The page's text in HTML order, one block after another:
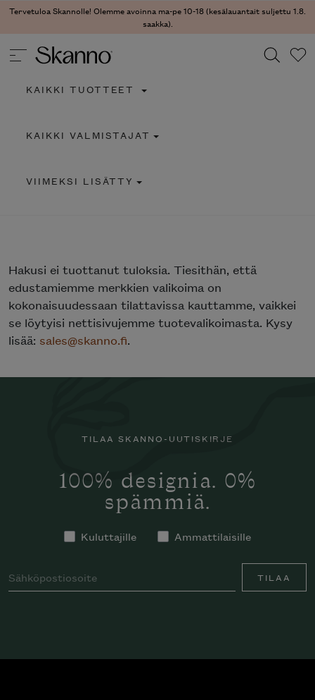
Tervetuloa Skannolle! Olemme avoinna ma-pe 10-18 (kesälauantait suljettu 1.8.
saakka).
Type 2 or more characters for results.
KAIKKI TUOTTEET
KAIKKI VALMISTAJAT
VIIMEKSI LISÄTTY
Hakusi ei tuottanut tuloksia. Tiesithän, että
edustamiemme merkkien valikoima on
kokonaisuudessaan tilattavissa kauttamme, vaikkei
se löytyisi nettisivujemme tuotevalikoimasta. Kysy
lisää: sales@skanno.fi.
TILAA SKANNO-UUTISKIRJE
100% designia. 0%
spämmiä.
Kuluttajille Ammattilaisille
TILAA